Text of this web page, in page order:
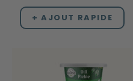
+ AJOUT RAPIDE